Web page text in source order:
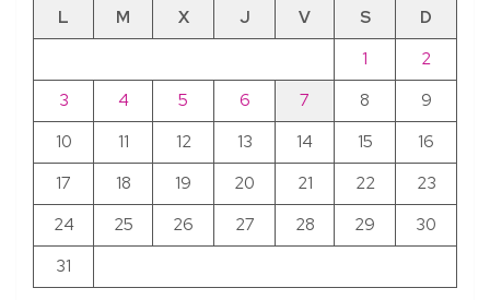
L
M X J V S
D
1
2
3
4 5 6 7 8
9
10
11 12 13 14 15
16
17
18 19 20 21 22
23
24
25 26 27 28 29
30
31